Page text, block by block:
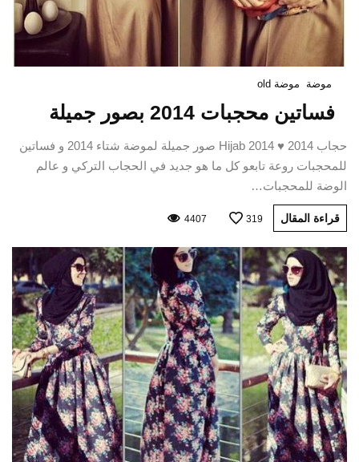
موضة موضة old
فساتين محجبات 2014 بصور جميلة
حجاب 2014 ♥ Hijab 2014 صور جميلة لموضة شتاء 2014 و فساتين
للمحجبات روعة تابعو كل ما هو جديد في الحجاب التركي و عالم
الوضة للمحجبات…
قراءة المقال 319
4407